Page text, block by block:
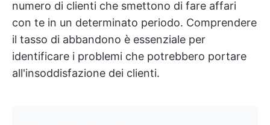
numero di clienti che smettono di fare affari
con te in un determinato periodo. Comprendere
il tasso di abbandono è essenziale per
identificare i problemi che potrebbero portare
all'insoddisfazione dei clienti.